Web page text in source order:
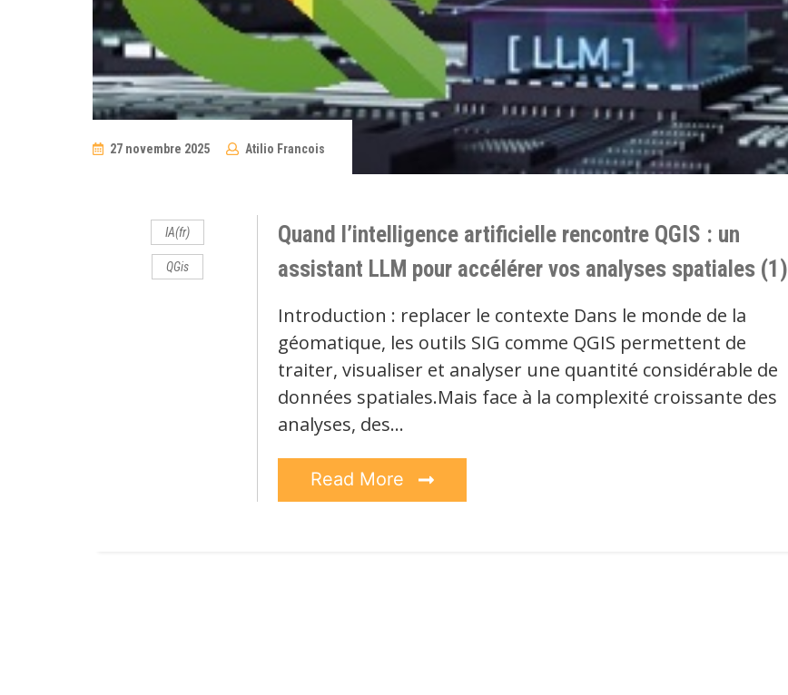
27 novembre 2025 Atilio Francois
IA(fr)
QGis
Quand l’intelligence artificielle rencontre QGIS : un
assistant LLM pour accélérer vos analyses spatiales (1)
Introduction : replacer le contexte Dans le monde de la
géomatique, les outils SIG comme QGIS permettent de
traiter, visualiser et analyser une quantité considérable de
données spatiales.Mais face à la complexité croissante des
analyses, des…
Read More